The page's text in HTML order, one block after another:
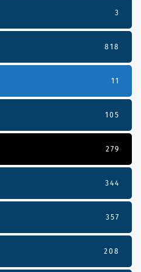
3
818
11
105
279
344
357
208